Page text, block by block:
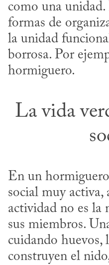
como una
formas de
la unidad
borrosa. Por
hormiguero.
La vida
En un
social muy activa,
actividad no es la
sus miembros.
cuidando huevos,
construyen el